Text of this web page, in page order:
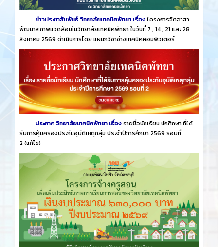
ข่าวประชาสัมพันธ์ วิทยาลัยเทคนิคพัทยา เรื่องโครงการจิตอาสา
พัฒนาสภาพแวดล้อมในวิทยาลัยเทคนิคพัทยา ในวันที่ 7 , 14 , 21 และ 28
สิงหาคม 2569 ดำเนินการโดย แผนกวิชาช่างเทคนิคคอมพิวเตอร์
ประกาศ วิทยาลัยเทคนิคพัทยา เรื่องรายชื่อนักเรียน นักศึกษา ที่ได้
รับการคุ้มครองประกันอุบัติเหตุกลุ่ม ประจำปีการศึกษา 2569 รอบที่
2 (แก้ไข)